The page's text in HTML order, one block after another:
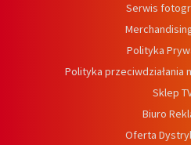
Serwis
Polityka
Polityka przeciwdziałania
Sklep
Biuro
Oferta